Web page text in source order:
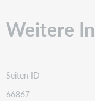
Weitere
---
Seiten ID
66867